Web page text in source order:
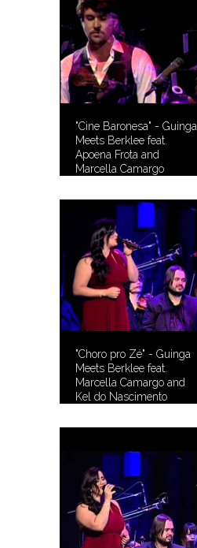
"Cine Baronesa" - Guinga
Meets Berklee feat.
Apoena Frota and
Marcella Camargo
"Choro pro Zé" - Guinga
Meets Berklee feat.
Marcella Camargo and
Kel do Nascimento